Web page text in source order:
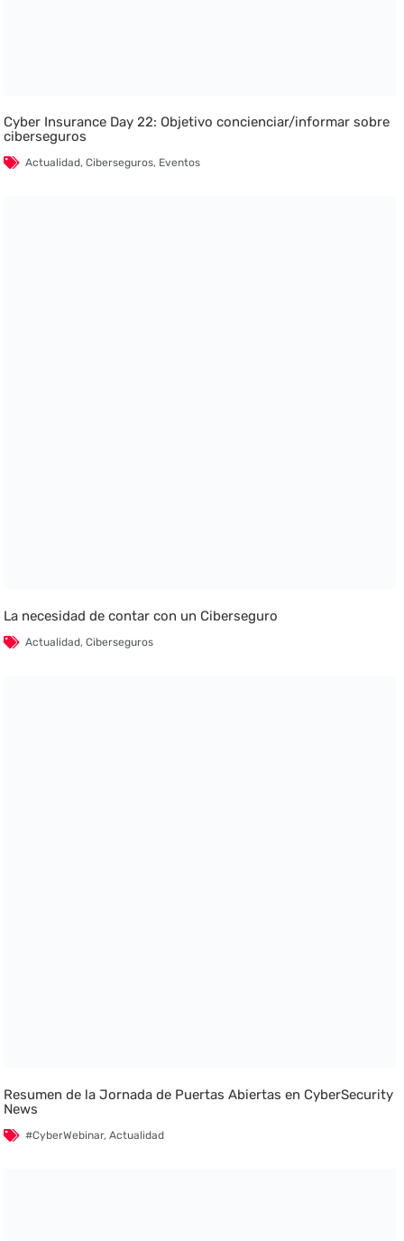
Cyber Insurance Day 22: Objetivo concienciar/informar sobre
ciberseguros
Actualidad,Ciberseguros, Eventos
La necesidad de contar con un Ciberseguro
Actualidad,Ciberseguros
Resumen de la Jornada de Puertas Abiertas en CyberSecurity
News
#CyberWebinar,Actualidad